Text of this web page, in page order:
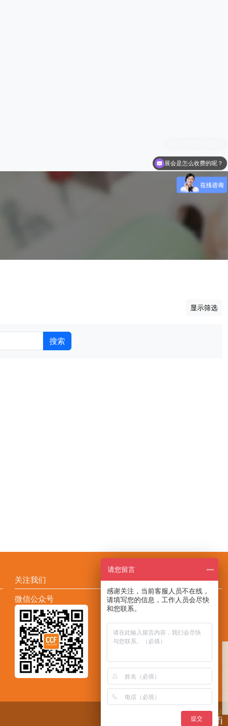
显示筛选
搜索
关注我们
微信公众号
添加CCF展会助手小F
展会是怎么收费的呢？
请您留言
感谢关注，当前客服人员不在线，
请填写您的信息，工作人员会尽快
和您联系。
提交